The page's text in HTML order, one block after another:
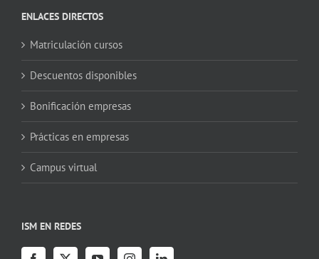
ENLACES DIRECTOS
Matriculación cursos
Descuentos disponibles
Bonificación empresas
Prácticas en empresas
Campus virtual
ISM EN REDES